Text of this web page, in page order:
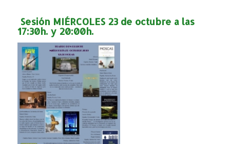
Sesión MIÉRCOLES 23 de octubre a las
17:30h. y 20:00h.